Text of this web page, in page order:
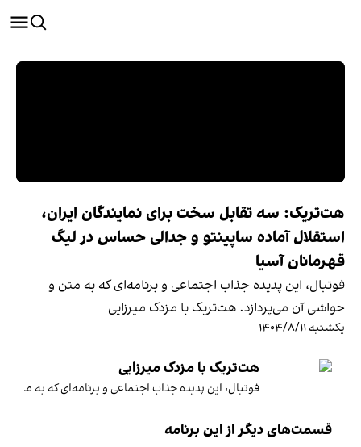
هت‌تریک: سه تقابل سخت برای نمایندگان ایران،
استقلال آماده ساپینتو و جدالی حساس در لیگ
قهرمانان آسیا
فوتبال، این پدیده جذاب اجتماعی و برنامه‌ای که به متن و
حواشی آن می‌پردازد. هت‌تریک با مزدک میرزایی
یکشنبه ۱۴۰۴/۸/۱۱
هت‌تریک با مزدک میرزایی
فوتبال، این پدیده جذاب اجتماعی و برنامه‌ای که به متن
قسمت‌های دیگر از این برنامه